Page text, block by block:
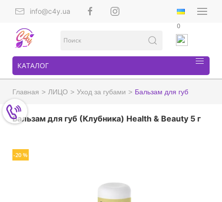
info@c4y.ua
0
КАТАЛОГ
Главная ЛИЦО Уход за губами Бальзам для губ
Бальзам для губ (Клубника) Health & Beauty 5 г
-20 %